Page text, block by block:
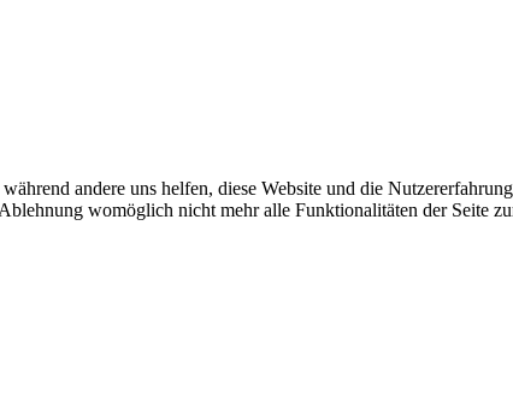
andere uns helfen, diese Website und die
womöglich nicht mehr alle Funktionalitäten der Seite